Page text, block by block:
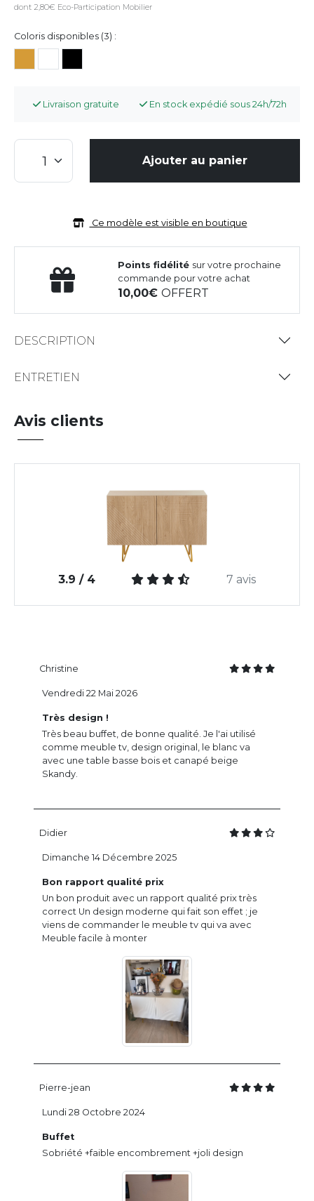
dont 2,80€ Eco-Participation Mobilier
Coloris disponibles (3) :
Livraison gratuite En stock expédié sous 24h/72h
Ajouter au panier
Ce modèle est visible en boutique
Points fidélité sur votre prochaine
commande pour votre achat
10,00OFFERT
DESCRIPTION
ENTRETIEN
Avis clients
3.9 / 4 7 avis
Christine
Très design !
Très beau buffet, de bonne qualité. Je l'ai utilisé
comme meuble tv, design original, le blanc va
avec une table basse bois et canapé beige
Skandy.
Vendredi 22 Mai 2026
Didier
Bon rapport qualité prix
Un bon produit avec un rapport qualité prix très
correct Un design moderne qui fait son effet ; je
viens de commander le meuble tv qui va avec
Meuble facile à monter
Dimanche 14 Décembre 2025
Pierre-jean
Buffet
Sobriété +faible encombrement +joli design
Lundi 28 Octobre 2024